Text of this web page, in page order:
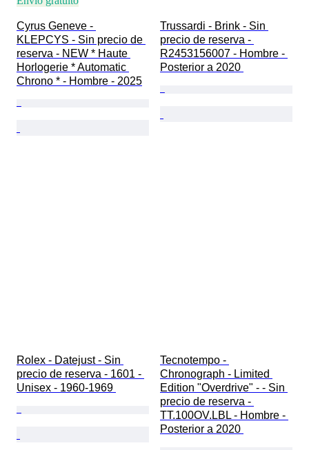
Cyrus Geneve -
KLEPCYS - Sin precio de
reserva - NEW * Haute
Horlogerie * Automatic
Chrono * - Hombre - 2025
Trussardi - Brink - Sin
precio de reserva -
R2453156007 - Hombre -
Posterior a 2020
Rolex - Datejust - Sin
precio de reserva - 1601 -
Unisex - 1960-1969
Tecnotempo -
Chronograph - Limited
Edition "Overdrive" - - Sin
precio de reserva -
TT.100OV.LBL - Hombre -
Posterior a 2020